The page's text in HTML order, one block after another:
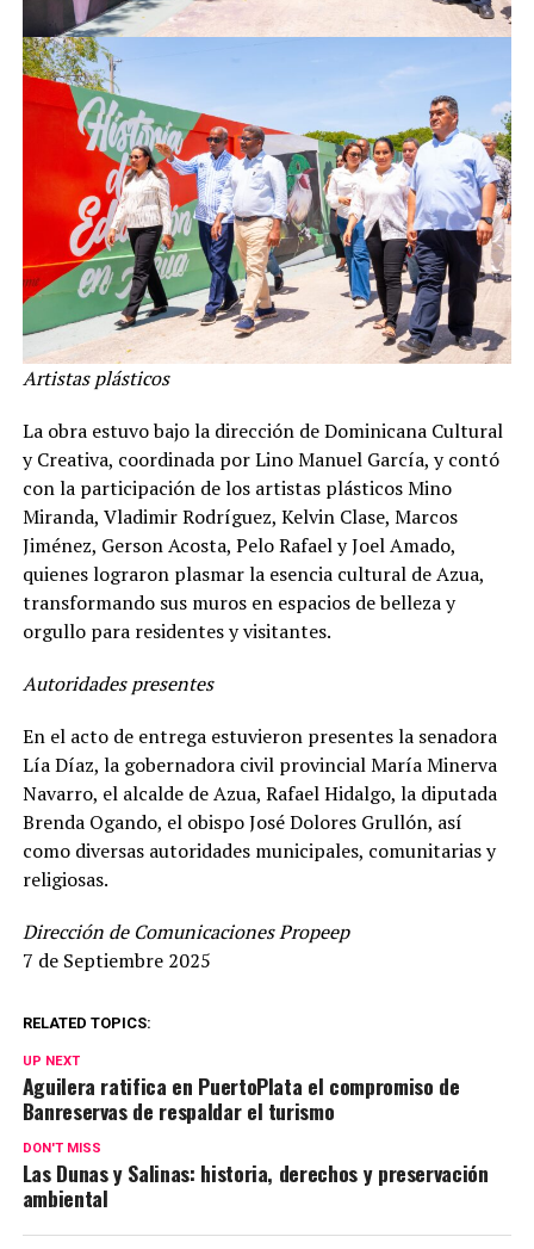
Artistas plásticos
La obra estuvo bajo la dirección de Dominicana Cultural
y Creativa, coordinada por Lino Manuel García, y contó
con la participación de los artistas plásticos Mino
Miranda, Vladimir Rodríguez, Kelvin Clase, Marcos
Jiménez, Gerson Acosta, Pelo Rafael y Joel Amado,
quienes lograron plasmar la esencia cultural de Azua,
transformando sus muros en espacios de belleza y
orgullo para residentes y visitantes.
Autoridades presentes
En el acto de entrega estuvieron presentes la senadora
Lía Díaz, la gobernadora civil provincial María Minerva
Navarro, el alcalde de Azua, Rafael Hidalgo, la diputada
Brenda Ogando, el obispo José Dolores Grullón, así
como diversas autoridades municipales, comunitarias y
religiosas.
Dirección de Comunicaciones Propeep
7 de Septiembre 2025
RELATED TOPICS:
UP NEXT
Aguilera ratifica en PuertoPlata el compromiso de
Banreservas de respaldar el turismo
DON'T MISS
Las Dunas y Salinas: historia, derechos y preservación
ambiental